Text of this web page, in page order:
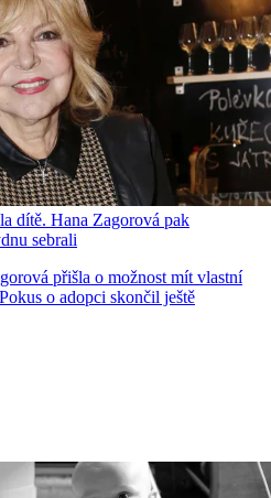
dítě. Hana Zagorová pak
sebrali
přišla o možnost mít vlastní
o adopci skončil ještě